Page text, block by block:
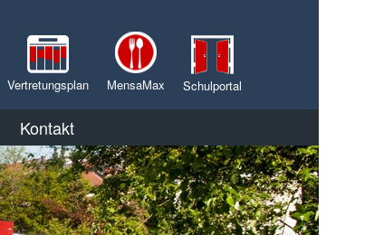
Vertretungsplan MensaMax Schulportal
Kontakt